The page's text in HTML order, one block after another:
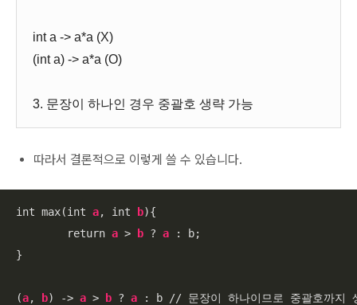
int a -> a*a (X)
(int a) -> a*a (O)
3. 문장이 하나인 경우 중괄호 생략 가능
따라서 결론적으로 이렇게 쓸 수 있습니다.
int max(int a, int b){
	return
a > b ? a : b;
}
(a, b) -> a > b ? a : b // 문장이 하나이므로 중괄호까지